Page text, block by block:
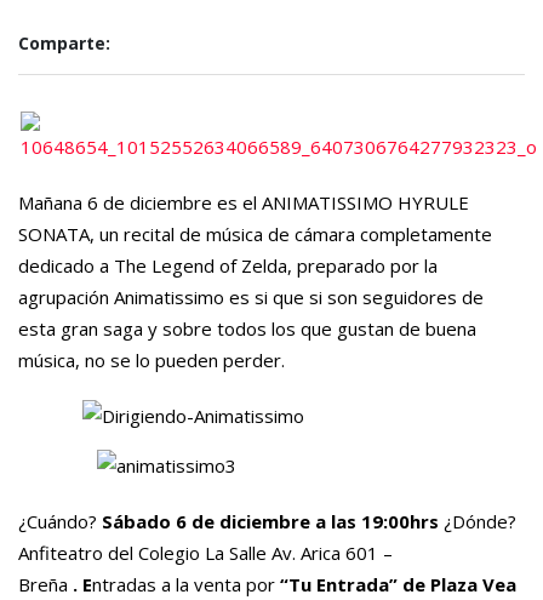
Comparte:
Mañana 6 de diciembre es el ANIMATISSIMO HYRULE
SONATA, un recital de música de cámara completamente
dedicado a The Legend of Zelda, preparado por la
agrupación Animatissimo es si que si son seguidores de
esta gran saga y sobre todos los que gustan de buena
música, no se lo pueden perder.
¿Cuándo? Sábado 6 de diciembre a las 19:00hrs ¿Dónde?
Anfiteatro del Colegio La Salle Av. Arica 601 –
Breña . Entradas a la venta por “Tu Entrada” de Plaza Vea